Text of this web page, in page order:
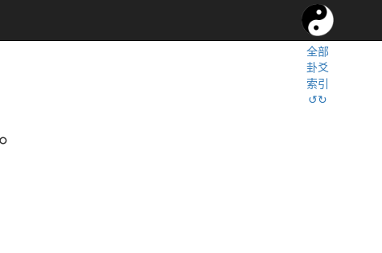
全部
卦爻
索引
↺↻